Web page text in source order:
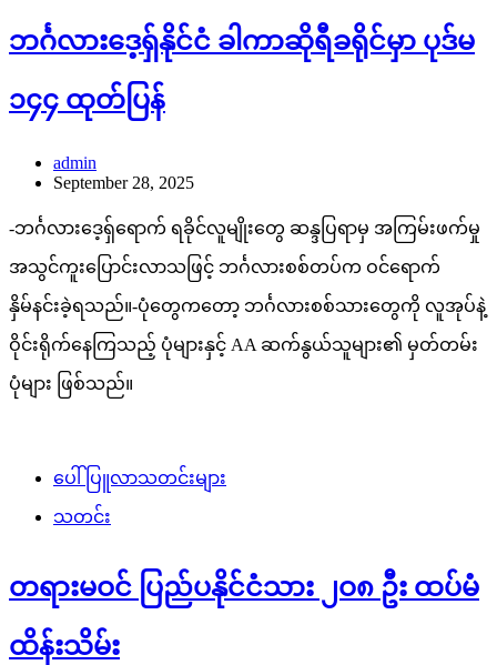
ဘင်္ဂလားဒေ့ရှ်နိုင်ငံ ခါကာဆိုရီခရိုင်မှာ ပုဒ်မ
၁၄၄ ထုတ်ပြန်
admin
September 28, 2025
-ဘင်္ဂလားဒေ့ရှ်ရောက် ရခိုင်လူမျိုးတွေ ဆန္ဒပြရာမှ အကြမ်းဖက်မှု
အသွင်ကူးပြောင်းလာသဖြင့် ဘင်္ဂလားစစ်တပ်က ဝင်ရောက်
နှိမ်နင်းခဲ့ရသည်။-ပုံတွေကတော့ ဘင်္ဂလားစစ်သားတွေကို လူအုပ်နဲ့
ဝိုင်းရိုက်နေကြသည့် ပုံများနှင့် AA ဆက်နွယ်သူများ၏ မှတ်တမ်း
ပုံများ ဖြစ်သည်။
ပေါ်ပြူလာသတင်းများ
သတင်း
တရားမဝင် ပြည်ပနိုင်ငံသား ၂ဝ၈ ဦး ထပ်မံ
ထိန်းသိမ်း